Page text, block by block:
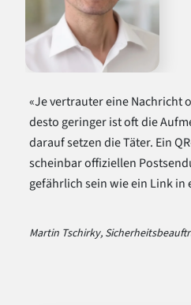
«Je vertrauter eine Nachricht
desto geringer ist oft die
darauf setzen die Täter. Ein
scheinbar offiziellen
gefährlich sein wie ein Link in
Martin Tschirky,